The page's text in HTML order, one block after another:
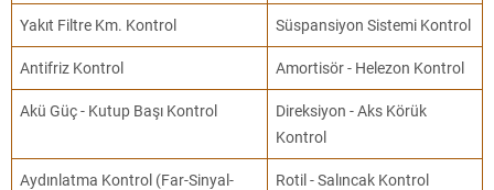
Yakıt Filtre Km. Kontrol Süspansiyon Sistemi Kontrol
Antifriz Kontrol Amortisör - Helezon Kontrol
Akü Güç - Kutup Başı Kontrol
Direksiyon - Aks Körük
Kontrol
Aydınlatma Kontrol (Far-Sinyal-
Rotil - Salıncak Kontrol